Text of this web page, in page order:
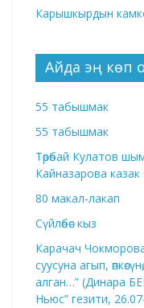
Карышкырдын
Айда эң көп
55 табышмак
55 табышмак
Төрөбай Кулатов
Кайназарова
80 макал-лакап
Сүйлөбөс кыз
Карачач Чокморова:
суусуна агып,
алган…” (Динара
Ньюс” гезити,